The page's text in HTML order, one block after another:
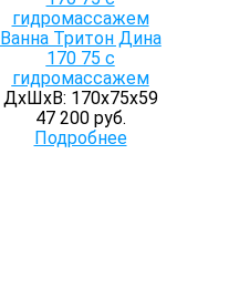
Ванна Тритон Дина
170 75 с
гидромассажем
ДхШхВ: 170х75х59
47 200 руб.
Подробнее